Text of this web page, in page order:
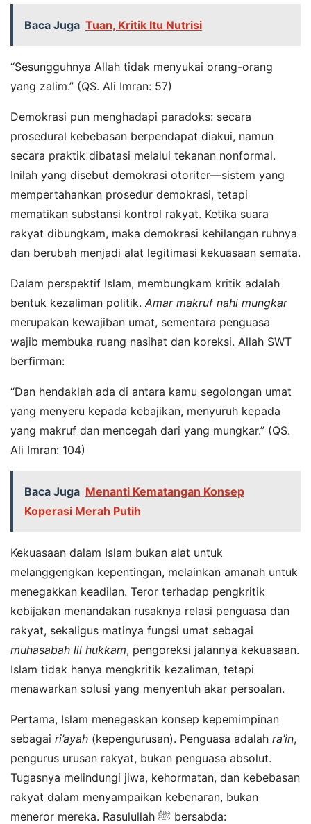
Baca Juga Tuan, Kritik Itu Nutrisi
“Sesungguhnya Allah tidak menyukai orang-orang
yang zalim.” (QS. Ali Imran: 57)
Demokrasi pun menghadapi paradoks: secara
prosedural kebebasan berpendapat diakui, namun
secara praktik dibatasi melalui tekanan nonformal.
Inilah yang disebut demokrasi otoriter—sistem yang
mempertahankan prosedur demokrasi, tetapi
mematikan substansi kontrol rakyat. Ketika suara
rakyat dibungkam, maka demokrasi kehilangan ruhnya
dan berubah menjadi alat legitimasi kekuasaan semata.
Dalam perspektif Islam, membungkam kritik adalah
bentuk kezaliman politik. Amar makruf nahi mungkar
merupakan kewajiban umat, sementara penguasa
wajib membuka ruang nasihat dan koreksi. Allah SWT
berfirman:
“Dan hendaklah ada di antara kamu segolongan umat
yang menyeru kepada kebajikan, menyuruh kepada
yang makruf dan mencegah dari yang mungkar.” (QS.
Ali Imran: 104)
Baca Juga Menanti Kematangan Konsep
Koperasi Merah Putih
Kekuasaan dalam Islam bukan alat untuk
melanggengkan kepentingan, melainkan amanah untuk
menegakkan keadilan. Teror terhadap pengkritik
kebijakan menandakan rusaknya relasi penguasa dan
rakyat, sekaligus matinya fungsi umat sebagai
muhasabah lil hukkam, pengoreksi jalannya kekuasaan.
Islam tidak hanya mengkritik kezaliman, tetapi
menawarkan solusi yang menyentuh akar persoalan.
Pertama, Islam menegaskan konsep kepemimpinan
sebagai ri’ayah (kepengurusan). Penguasa adalah ra’in,
pengurus urusan rakyat, bukan penguasa absolut.
Tugasnya melindungi jiwa, kehormatan, dan kebebasan
rakyat dalam menyampaikan kebenaran, bukan
meneror mereka. Rasulullah ﷺ bersabda: